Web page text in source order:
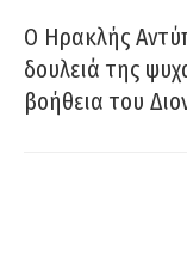
Ο Ηρακλής
δουλειά της
βοήθεια του